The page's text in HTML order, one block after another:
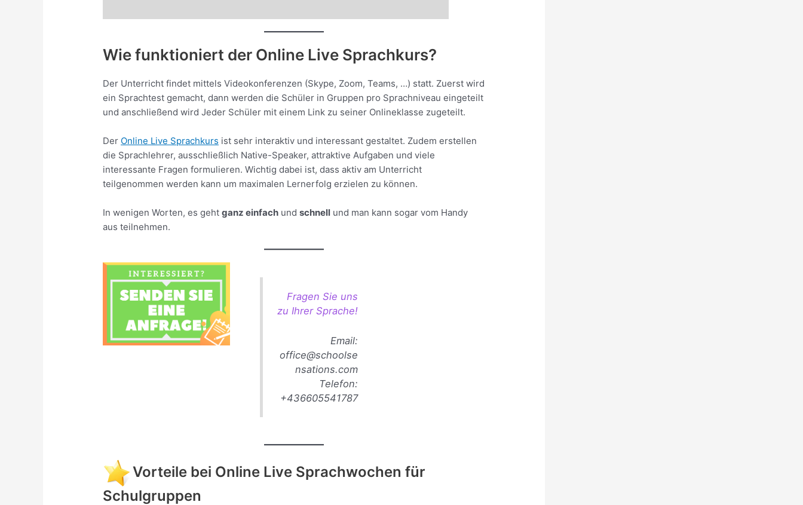
Wie funktioniert der Online Live Sprachkurs?
Der Unterricht findet mittels Videokonferenzen (Skype, Zoom, Teams, …) statt. Zuerst wird
ein Sprachtest gemacht, dann werden die Schüler in Gruppen pro Sprachniveau eingeteilt
und anschließend wird Jeder Schüler mit einem Link zu seiner Onlineklasse zugeteilt.
Der Online Live Sprachkurs ist sehr interaktiv und interessant gestaltet. Zudem erstellen
die Sprachlehrer, ausschließlich Native-Speaker, attraktive Aufgaben und viele
interessante Fragen formulieren. Wichtig dabei ist, dass aktiv am Unterricht
teilgenommen werden kann um maximalen Lernerfolg erzielen zu können.
In wenigen Worten, es gehtganz einfach undschnell und man kann sogar vom Handy
aus teilnehmen.
Fragen Sie uns
zu Ihrer Sprache!
Email:
office@schoolse
nsations.com
Telefon:
+436605541787
Vorteile bei Online Live Sprachwochen für
Schulgruppen